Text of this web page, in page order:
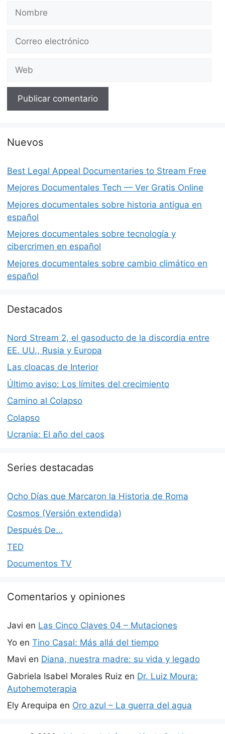
electrónico
Nuevos
Best Legal Appeal Documentaries to Stream Free
Mejores Documentales Tech — Ver Gratis Online
Mejores documentales sobre historia antigua en
español
Mejores documentales sobre tecnología y
cibercrimen en español
Mejores documentales sobre cambio climático en
español
Destacados
Nord Stream 2, el gasoducto de la discordia entre
EE. UU., Rusia y Europa
Las cloacas de Interior
Último aviso: Los límites del crecimiento
Camino al Colapso
Colapso
Ucrania: El año del caos
Series destacadas
Ocho Días que Marcaron la Historia de Roma
Cosmos (Versión extendida)
Después De…
TED
Documentos TV
Comentarios y opiniones
Javi en Las Cinco Claves 04 – Mutaciones
Yo en Tino Casal: Más allá del tiempo
Mavi en Diana, nuestra madre: su vida y legado
Gabriela Isabel Morales Ruiz en Dr. Luiz Moura:
Autohemoterapia
Ely Arequipa en Oro azul – La guerra del agua